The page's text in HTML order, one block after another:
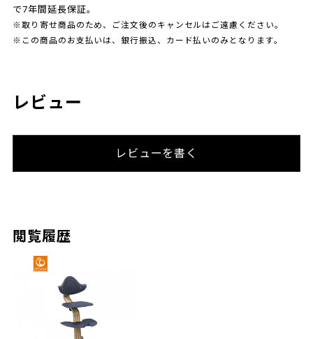
で7年間延長保証。
※取り寄せ商品のため、ご注文後のキャンセルはご遠慮ください。
※この商品のお支払いは、銀行振込、カード払いのみとなります。
レビュー
レビューを書く
閲覧履歴